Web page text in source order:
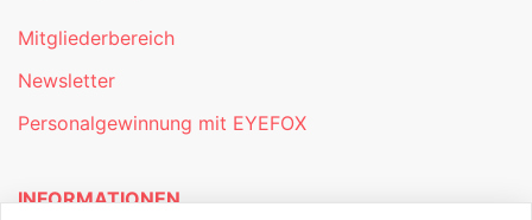
Mitgliederbereich
Newsletter
Personalgewinnung mit EYEFOX
INFORMATIONEN